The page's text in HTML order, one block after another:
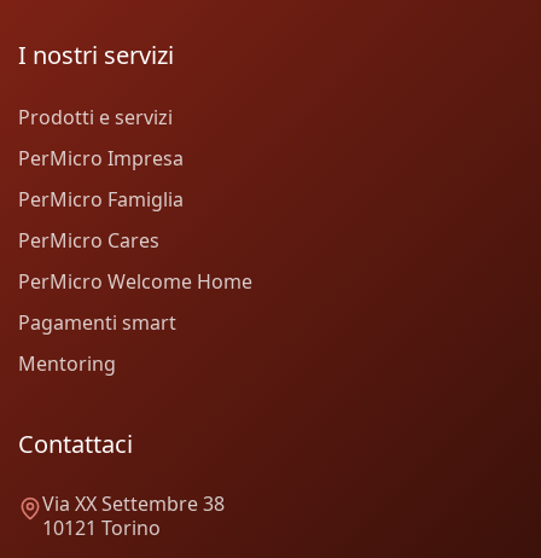
I nostri servizi
Prodotti e servizi
PerMicro Impresa
PerMicro Famiglia
PerMicro Cares
PerMicro Welcome Home
Pagamenti smart
Mentoring
Contattaci
Via XX Settembre 38
10121 Torino